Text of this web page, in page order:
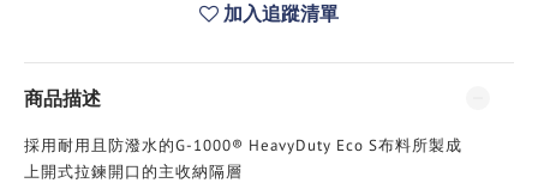
加入追蹤清單
商品描述
採用耐用且防潑水的G-1000® HeavyDuty Eco S布料所製成
上開式拉鍊開口的主收納隔層